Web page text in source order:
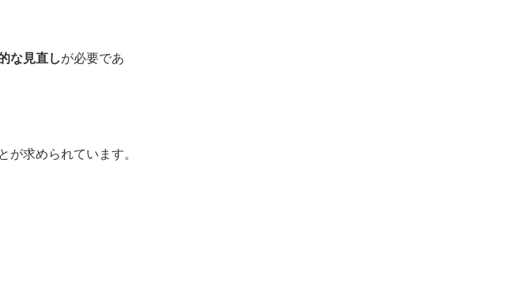
な見直しが必要であ
求められています。